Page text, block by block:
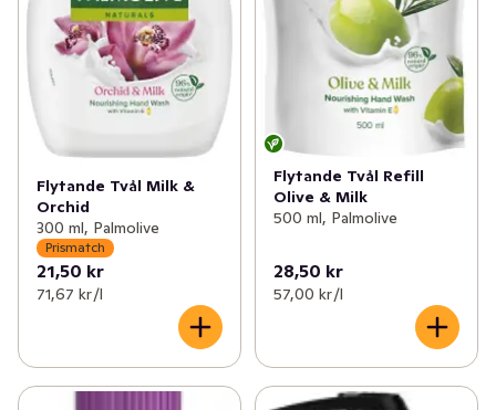
Flytande Tvål Milk &
Orchid
300 ml, Palmolive
Prismatch
21,50 kr
71,67 kr /l
Flytande Tvål Refill
Olive & Milk
500 ml, Palmolive
28,50 kr
57,00 kr /l